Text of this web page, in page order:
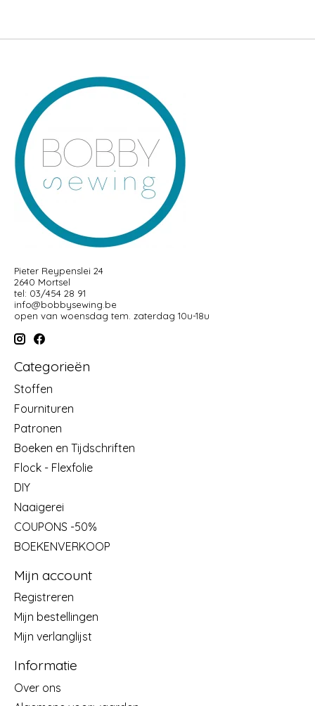
Pieter Reypenslei 24
2640 Mortsel
tel: 03/454 28 91
info@bobbysewing.be
open van woensdag tem. zaterdag 10u-18u
Categorieën
Stoffen
Fournituren
Patronen
Boeken en Tijdschriften
Flock - Flexfolie
DIY
Naaigerei
COUPONS -50%
BOEKENVERKOOP
Mijn account
Registreren
Mijn bestellingen
Mijn verlanglijst
Informatie
Over ons